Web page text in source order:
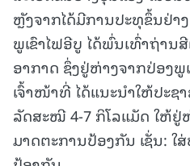
ຫຼັງຈາກໄດ້ມີການປະທຸຂຶ້ນຢ່າງ
ພູເຂົາໄຟອີບູ ໄດ້ພົ່ນເທົ່າຖ່ານ
ອາກາດ ຊຶ່ງຢູ່ຫ່າງຈາກປ່ອງພູ
ເຈົ້າໜ້າທີ່ ໄດ້ແນະນຳໃຫ້ປະຊ
ລັດສະໝີ 4-7 ກິໂລແມັດ ໃຫ້ຢູ່
ມາດຕະການປ້ອງກັນ ເຊັ່ນ: ໃ